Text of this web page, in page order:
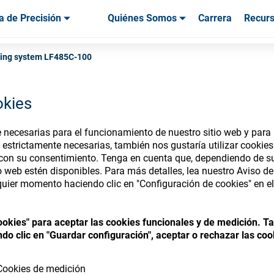
para el funcionamiento de nuestro sitio web y
necesarias, también nos gustaría utilizar
su consentimiento. Tenga en cuenta que, dependiendo de
estén disponibles. Para más detalles, lea nuestro Aviso
momento haciendo clic en "Configuración de cookies" en
para aceptar las cookies funcionales y de medición.
clic en "Guardar configuración", aceptar o rechazar las
de medición
de Precisión Quiénes Somos Carrera
system LF485C-100
Store
your accounts and explore our
consumables